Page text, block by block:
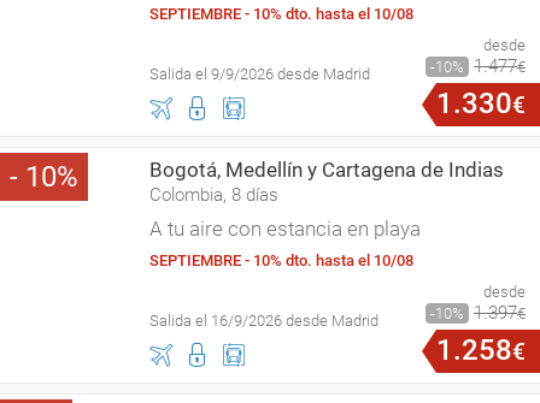
SEPTIEMBRE - 10% dto. hasta el 10/08
Salida el 9/9/2026 desde Madrid
desde
10
1.477€
1 .330€
10 Bogotá, Medellín y Cartagena de Indias
Colombia, 8 días
A tu aire con estancia en playa
SEPTIEMBRE - 10% dto. hasta el 10/08
Salida el 16/9/2026 desde Madrid
desde
10
1.397€
1 .258€